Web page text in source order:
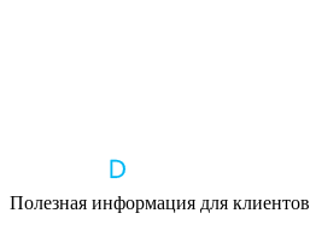
Полезная информация для клиентов